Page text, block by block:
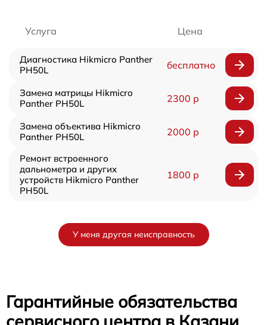
Услуга Цена
Диагностика Hikmicro Panther
PH50L
бесплатно
Замена матрицы Hikmicro
Panther PH50L
2300 р
Замена объектива Hikmicro
Panther PH50L
2000 р
Ремонт встроенного
дальнометра и других
устройств Hikmicro Panther
PH50L
1800 р
У меня другая неисправность
Гарантийные обязательства